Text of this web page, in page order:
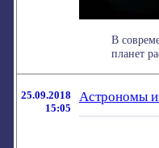
В
планет
25.09.2018
15:05
Астрономы